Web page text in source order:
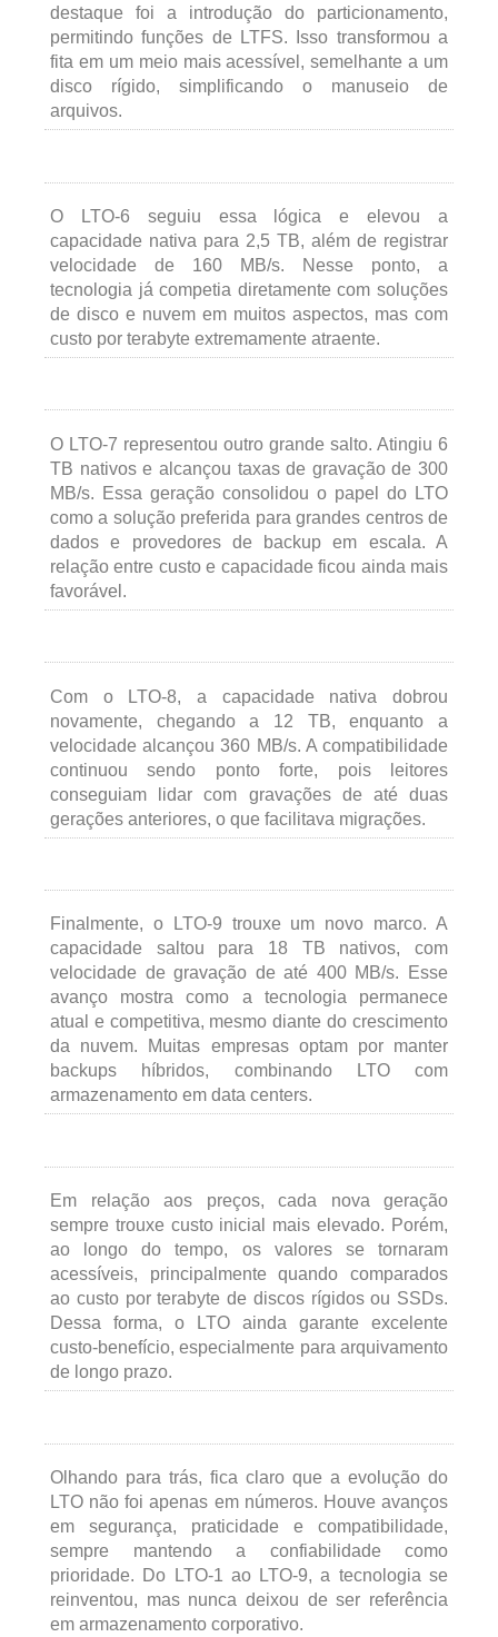
destaque foi a introdução do particionamento,
permitindo funções de LTFS. Isso transformou a
fita em um meio mais acessível, semelhante a um
disco rígido, simplificando o manuseio de
arquivos.
O LTO-6 seguiu essa lógica e elevou a
capacidade nativa para 2,5 TB, além de registrar
velocidade de 160 MB/s. Nesse ponto, a
tecnologia já competia diretamente com soluções
de disco e nuvem em muitos aspectos, mas com
custo por terabyte extremamente atraente.
O LTO-7 representou outro grande salto. Atingiu 6
TB nativos e alcançou taxas de gravação de 300
MB/s. Essa geração consolidou o papel do LTO
como a solução preferida para grandes centros de
dados e provedores de backup em escala. A
relação entre custo e capacidade ficou ainda mais
favorável.
Com o LTO-8, a capacidade nativa dobrou
novamente, chegando a 12 TB, enquanto a
velocidade alcançou 360 MB/s. A compatibilidade
continuou sendo ponto forte, pois leitores
conseguiam lidar com gravações de até duas
gerações anteriores, o que facilitava migrações.
Finalmente, o LTO-9 trouxe um novo marco. A
capacidade saltou para 18 TB nativos, com
velocidade de gravação de até 400 MB/s. Esse
avanço mostra como a tecnologia permanece
atual e competitiva, mesmo diante do crescimento
da nuvem. Muitas empresas optam por manter
backups híbridos, combinando LTO com
armazenamento em data centers.
Em relação aos preços, cada nova geração
sempre trouxe custo inicial mais elevado. Porém,
ao longo do tempo, os valores se tornaram
acessíveis, principalmente quando comparados
ao custo por terabyte de discos rígidos ou SSDs.
Dessa forma, o LTO ainda garante excelente
custo-benefício, especialmente para arquivamento
de longo prazo.
Olhando para trás, fica claro que a evolução do
LTO não foi apenas em números. Houve avanços
em segurança, praticidade e compatibilidade,
sempre mantendo a confiabilidade como
prioridade. Do LTO-1 ao LTO-9, a tecnologia se
reinventou, mas nunca deixou de ser referência
em armazenamento corporativo.